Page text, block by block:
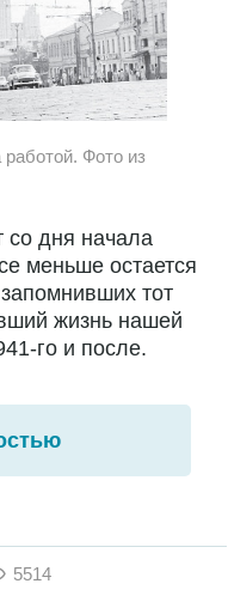
Фото из
со дня начала
меньше остается
тот
жизнь нашей
го и после.
5514